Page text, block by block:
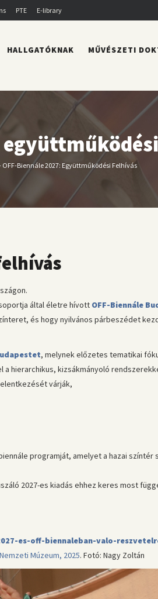
PTE E-library
HALLGATÓKNAK MŰVÉSZETI
OFF-Biennále 2027: Együttműködési Felhívás
által életre hívott OFF-Biennále
és hogy nyilvános párbeszédet
, melynek előzetes tematikai
hierarchikus, kizsákmányoló
várják,
programját, amelyet a hazai színtér
2027-es kiadás ehhez keres most
es-off-biennaleban-valo-
Múzeum, 2025. Fotó: Nagy Zoltán